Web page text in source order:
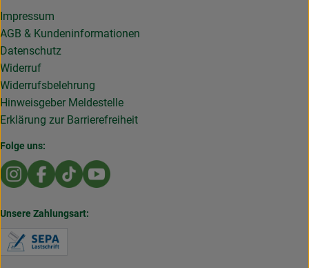
Impressum
AGB & Kundeninformationen
Datenschutz
Widerruf
Widerrufsbelehrung
Hinweisgeber Meldestelle
Erklärung zur Barrierefreiheit
Folge uns:
Externer Link zu https://www.instagram.com/
Externer Link zu https://www.facebook.com/
Externer Link zu https://www.tiktok.com/
Externer Link zu https://
Unsere Zahlungsart: